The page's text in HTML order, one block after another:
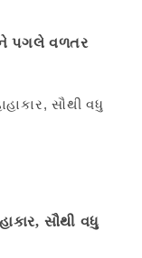
પગલે વળતર
સૌથી વધુ